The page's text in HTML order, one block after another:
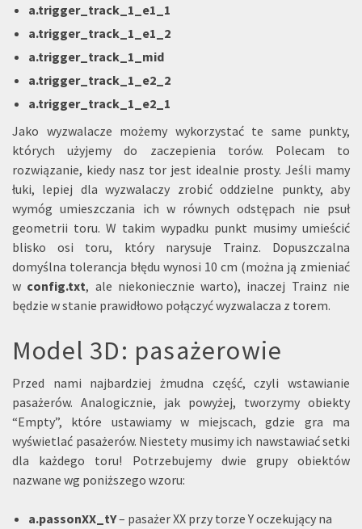
a.trigger_track_1_e1_1
a.trigger_track_1_e1_2
a.trigger_track_1_mid
a.trigger_track_1_e2_2
a.trigger_track_1_e2_1
Jako wyzwalacze możemy wykorzystać te same punkty,
których użyjemy do zaczepienia torów. Polecam to
rozwiązanie, kiedy nasz tor jest idealnie prosty. Jeśli mamy
łuki, lepiej dla wyzwalaczy zrobić oddzielne punkty, aby
wymóg umieszczania ich w równych odstępach nie psuł
geometrii toru. W takim wypadku punkt musimy umieścić
blisko osi toru, który narysuje Trainz. Dopuszczalna
domyślna tolerancja błędu wynosi 10 cm (można ją zmieniać
w config.txt, ale niekoniecznie warto), inaczej Trainz nie
będzie w stanie prawidłowo połączyć wyzwalacza z torem.
Model 3D: pasażerowie
Przed nami najbardziej żmudna część, czyli wstawianie
pasażerów. Analogicznie, jak powyżej, tworzymy obiekty
“Empty”, które ustawiamy w miejscach, gdzie gra ma
wyświetlać pasażerów. Niestety musimy ich nawstawiać setki
dla każdego toru! Potrzebujemy dwie grupy obiektów
nazwane wg poniższego wzoru:
a.passonXX_tY– pasażer XX przy torze Y oczekujący na